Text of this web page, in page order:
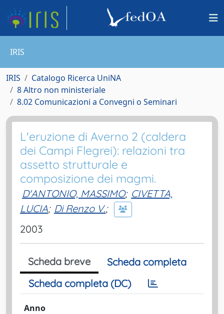
IRIS
IRIS
Catalogo Ricerca UniNA
8 Altro non ministeriale
8.02 Comunicazioni a Convegni o Seminari
L'eruzione di Averno 2 (caldera
dei Campi Flegrei): relazioni tra
assetto strutturale e
composizione dei magmi.
D'ANTONIO, MASSIMO; CIVETTA,
LUCIA; Di Renzo V.;
2003
Scheda breve
Scheda completa
Scheda completa (DC)
Anno